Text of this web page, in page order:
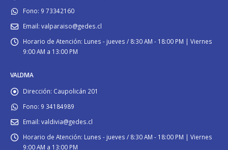
Fono: 9 73342160
Email: valparaiso@gedes.cl
Horario de Atención: Lunes - jueves / 8:30 AM - 18:00 PM | Viernes
9:00 AM a 13:00 PM
VALDIVIA
Dirección: Caupolicán 201
Fono: 9 34184989
Email: valdivia@gedes.cl
Horario de Atención: Lunes - jueves / 8:30 AM - 18:00 PM | Viernes
9:00 AM a 13:00 PM